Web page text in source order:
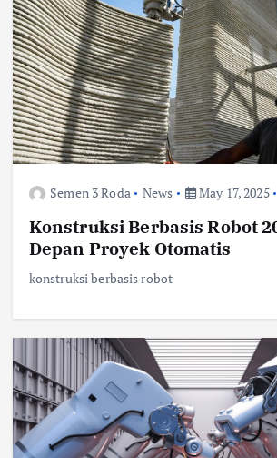
Semen 3 Roda News May 17, 2025
Konstruksi Berbasis Robot
Depan Proyek Otomatis
konstruksi berbasis robot